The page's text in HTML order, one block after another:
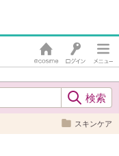
スキンケア